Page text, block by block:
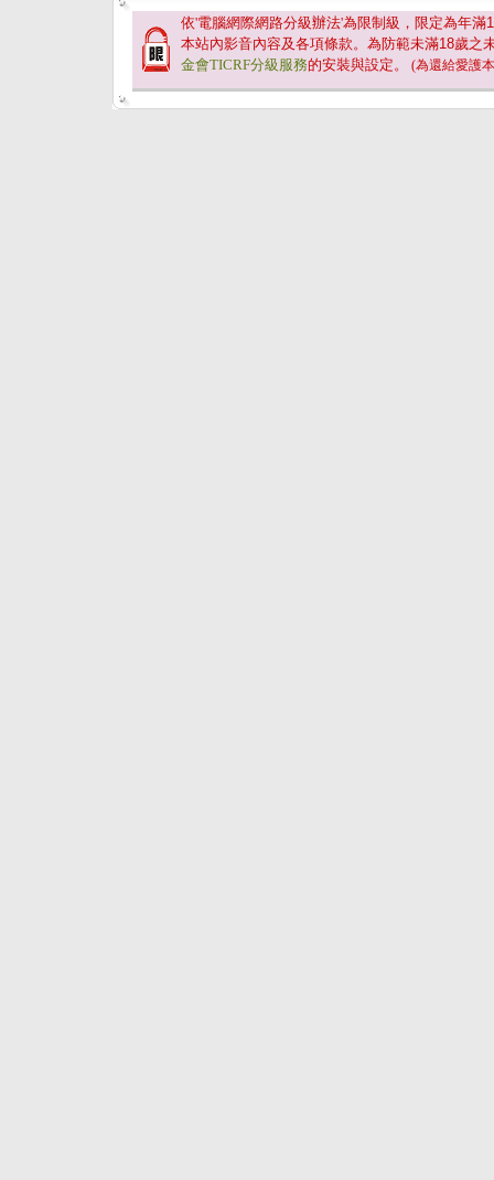
依'電腦網際網路分級辦法'為限制級，限定為年滿
本站內影音內容及各項條款。為防範未滿18歲之
金會TICRF分級服務的安裝與設定。 (為還給愛護